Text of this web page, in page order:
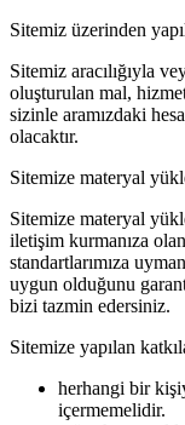
Sitemiz üzerinden
Sitemiz aracılığıyla
oluşturulan mal,
sizinle aramızdaki
olacaktır.
Sitemize materyal
Sitemize materyal
iletişim kurmanıza
standartlarımıza
uygun olduğunu
bizi tazmin edersiniz.
Sitemize yapılan
herhangi bir
içermemelidir.